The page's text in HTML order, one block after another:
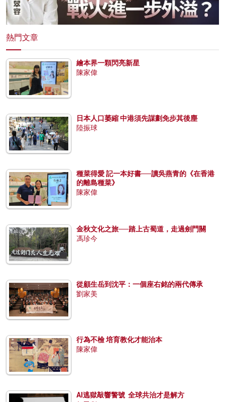
熱門文章
繪本界一顆閃亮新星
陳家偉
日本人口萎縮 中港須先謀劃免步其後塵
陸振球
種菜得愛 記一本好書──讀吳燕青的《在香港
的離島種菜》
陳家偉
金秋文化之旅──踏上古蜀道，走過劍門關
馮珍今
從顧生岳到沈平：一個座右銘的兩代傳承
劉家美
行為不檢 培育教化才能治本
陳家偉
AI逃獄敲響警號 全球共治才是解方